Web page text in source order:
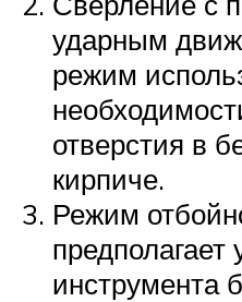
ударным
режим
отверстия в
кирпиче.
Режим
инструмента